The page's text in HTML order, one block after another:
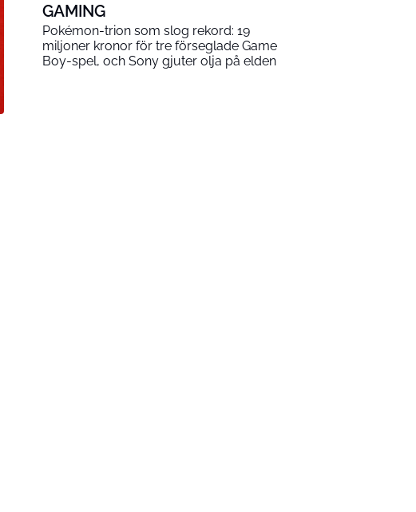
GAMING
Pokémon-trion som slog rekord: 19
miljoner kronor för tre förseglade Game
Boy-spel, och Sony gjuter olja på elden